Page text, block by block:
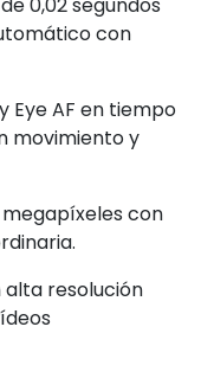
con
Eye AF en tiempo
movimiento y
megapíxeles con
resolución